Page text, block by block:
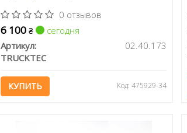
0 отзывов
6 100₴
сегодня
Артикул:
02.40.173
TRUCKTEC
КУПИТЬ Код: 475929-34